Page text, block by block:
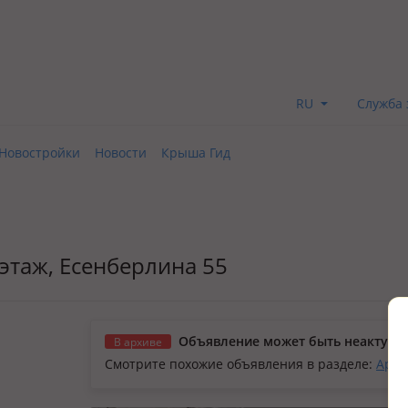
RU Служба
Новости Крыша Гид
Есенберлина 55
В архиве
Объявление может быть
Смотрите похожие объявления в разделе: